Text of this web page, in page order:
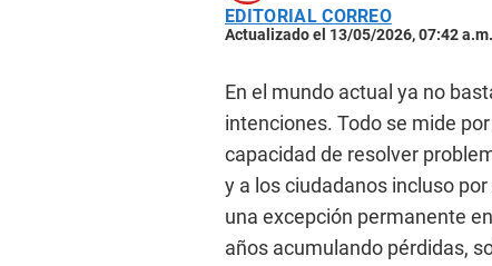
EDITORIAL CORREO
Actualizado el 13/05/2026, 07:42 a.m.
En el mundo actual ya no
intenciones. Todo se mide
capacidad de resolver
y a los ciudadanos incluso
una excepción permanente
años acumulando pérdidas,